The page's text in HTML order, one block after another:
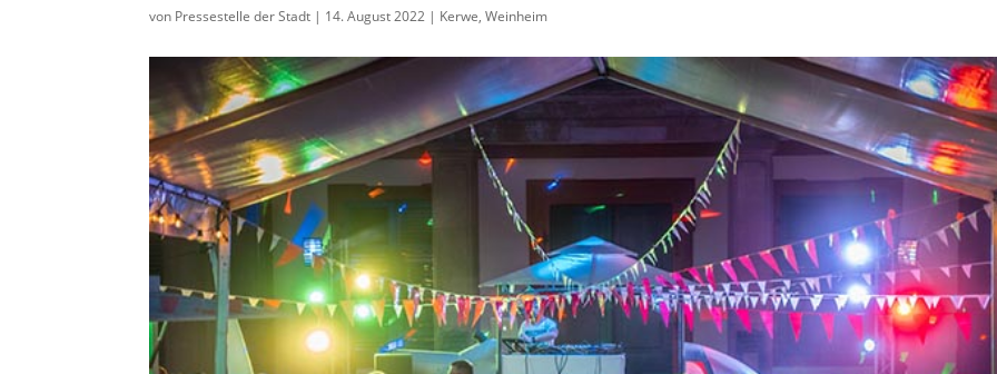
von Pressestelle der Stadt | 14. August 2022 | Kerwe,Weinheim